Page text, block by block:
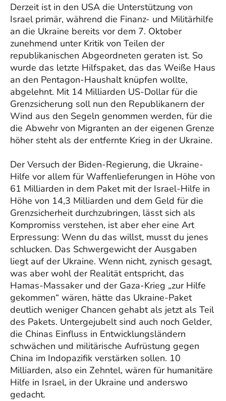
Derzeit ist in den USA die Unterstützung von
Israel primär, während die Finanz- und Militärhilfe
an die Ukraine bereits vor dem 7. Oktober
zunehmend unter Kritik von Teilen der
republikanischen Abgeordneten geraten ist. So
wurde das letzte Hilfspaket, das das Weiße Haus
an den Pentagon-Haushalt knüpfen wollte,
abgelehnt. Mit 14 Milliarden US-Dollar für die
Grenzsicherung soll nun den Republikanern der
Wind aus den Segeln genommen werden, für die
die Abwehr von Migranten an der eigenen Grenze
höher steht als der entfernte Krieg in der Ukraine.
Der Versuch der Biden-Regierung, die Ukraine-
Hilfe vor allem für Waffenlieferungen in Höhe von
61 Milliarden in dem Paket mit der Israel-Hilfe in
Höhe von 14,3 Milliarden und dem Geld für die
Grenzsicherheit durchzubringen, lässt sich als
Kompromiss verstehen, ist aber eher eine Art
Erpressung: Wenn du das willst, musst du jenes
schlucken. Das Schwergewicht der Ausgaben
liegt auf der Ukraine. Wenn nicht, zynisch gesagt,
was aber wohl der Realität entspricht, das
Hamas-Massaker und der Gaza-Krieg „zur Hilfe
gekommen“ wären, hätte das Ukraine-Paket
deutlich weniger Chancen gehabt als jetzt als Teil
des Pakets. Untergejubelt sind auch noch Gelder,
die Chinas Einfluss in Entwicklungsländern
schwächen und militärische Aufrüstung gegen
China im Indopazifik verstärken sollen. 10
Milliarden, also ein Zehntel, wären für humanitäre
Hilfe in Israel, in der Ukraine und anderswo
gedacht.